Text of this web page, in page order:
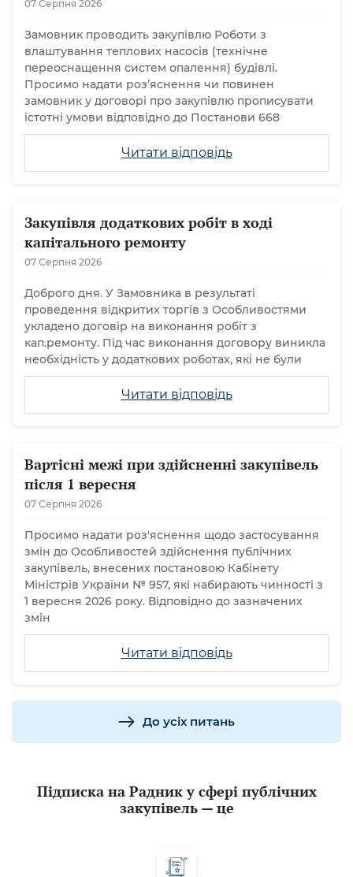
07 Серпня 2026
Читати відповідь
Замовник проводить закупівлю Роботи з
влаштування теплових насосів (технічне
переоснащення систем опалення) будівлі.
Просимо надати розʼяснення чи повинен
замовник у договорі про закупівлю прописувати
істотні умови відповідно до Постанови 668
Закупівля додаткових робіт в ході
капітального ремонту
07 Серпня 2026
Читати відповідь
Доброго дня. У Замовника в результаті
проведення відкритих торгів з Особливостями
укладено договір на виконання робіт з
кап.ремонту. Під час виконання договору виникла
необхідність у додаткових роботах, які не були
Вартісні межі при здійсненні закупівель
після 1 вересня
07 Серпня 2026
Читати відповідь
Просимо надати роз'яснення щодо застосування
змін до Особливостей здійснення публічних
закупівель, внесених постановою Кабінету
Міністрів України № 957, які набирають чинності з
1 вересня 2026 року. Відповідно до зазначених
змін
До усіх питань
Підписка на Радник у сфері публічних
закупівель — це